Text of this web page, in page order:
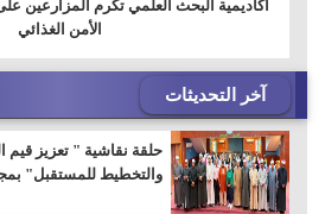
أكاديمية البحث العلمي تكرم المزارعين
الأمن الغذائي
آخر التحديثات
حلقة نقاشية " تعزيز قيم
والتخطيط للمستقبل"